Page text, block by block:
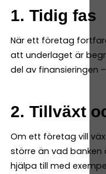
1. Tidig fas
När ett företag
att underlaget är
del av finansieringen
2. Tillväxt
Om ett företag vill
större än vad banken
hjälpa till med